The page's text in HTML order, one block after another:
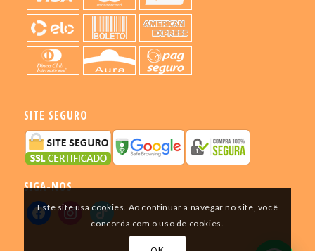
SITE SEGURO
SIGA-NOS
Este site usa cookies. Ao continuar a navegar no site, você
concorda com o uso de cookies.